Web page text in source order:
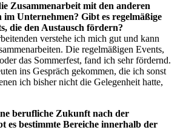
Zusammenarbeit mit den anderen
Unternehmen? Gibt es regelmäßige
die den Austausch fördern?
verstehe ich mich gut und kann
Die regelmäßigen Events,
das Sommerfest, fand ich sehr fördernd.
ins Gespräch gekommen, die ich sonst
ich bisher nicht die Gelegenheit hatte,
berufliche Zukunft nach der
es bestimmte Bereiche innerhalb der